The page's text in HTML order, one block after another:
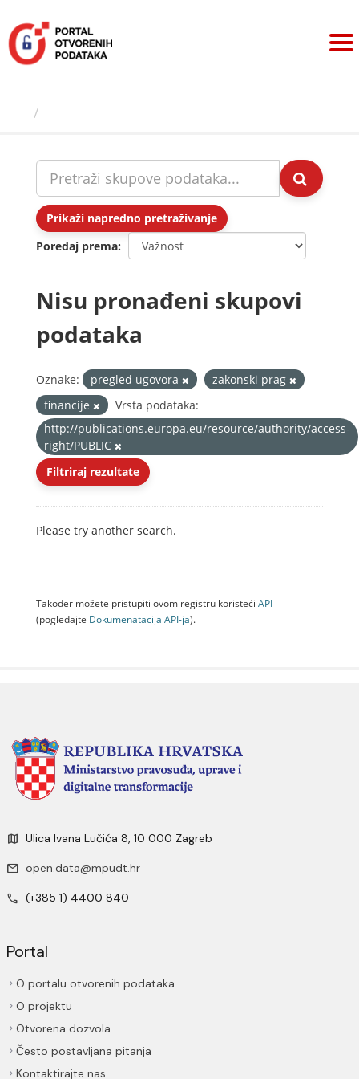
sadržaj
Prikaži napredno pretraživanje
Poredaj prema
Nisu pronađeni skupovi
podataka
Oznake: pregled ugovora
zakonski prag
financije
Vrsta podataka:
http://publications.europa.eu/resource/authority/access-
right/PUBLIC
Filtriraj rezultate
Please try another search.
Također možete pristupiti ovom registru koristeći API
(pogledajte Dokumenаtаcijа API-jа).